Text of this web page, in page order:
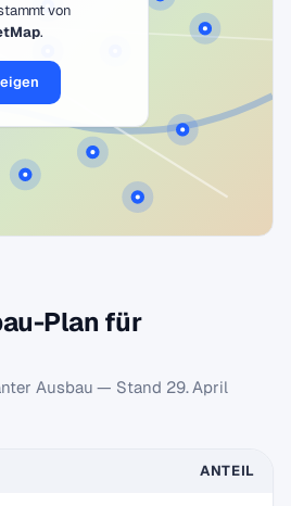
von
.
Plan für
Ausbau — Stand 29. April
ANTEIL